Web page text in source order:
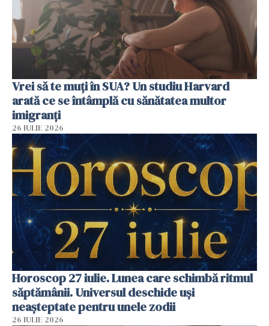
Vrei să te muți în SUA? Un studiu Harvard
arată ce se întâmplă cu sănătatea multor
imigranți
26 IULIE 2026
Horoscop 27 iulie. Lunea care schimbă ritmul
săptămânii. Universul deschide uși
neașteptate pentru unele zodii
26 IULIE 2026